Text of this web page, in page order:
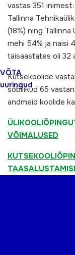
VÕTA
uuringud
vastas 351
Tallinna
(18%) ning Tallinna
mehi 54% ja naisi
täisaastates oli 32
Kutsekoolide
sobilikud 65
andmeid koolide
VÕIMALUSED